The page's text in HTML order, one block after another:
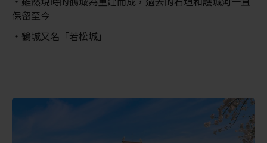
保留至今
鶴城又名「若松城」